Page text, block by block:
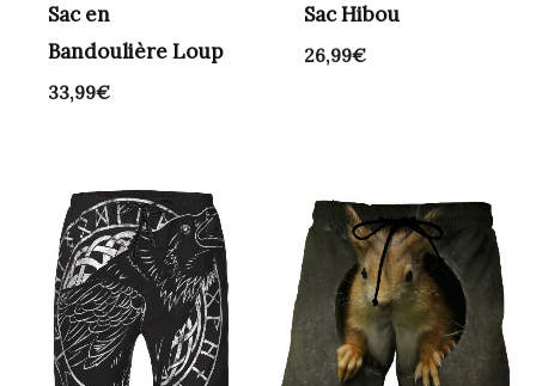
Sac en
Bandoulière Loup
33,99€
Sac Hibou
26,99€